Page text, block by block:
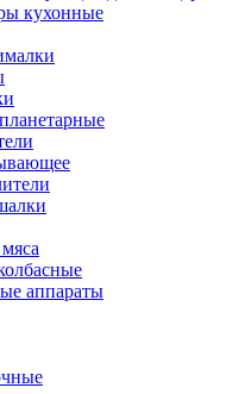
кухонные
аппараты